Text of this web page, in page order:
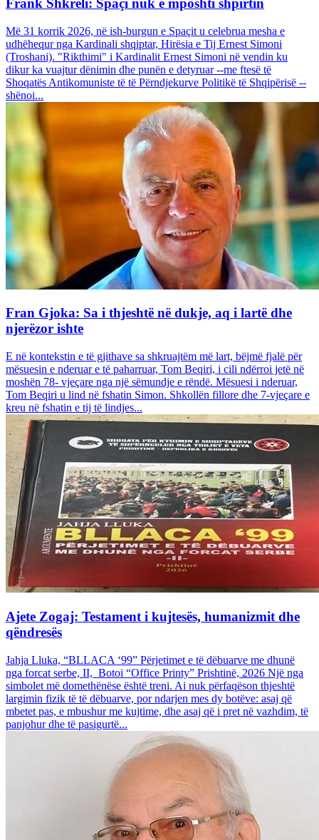
Frank Shkreli: Spaçi nuk e mposhti shpirtin
Më 31 korrik 2026, në ish-burgun e Spaçit u celebrua mesha e
udhëhequr nga Kardinali shqiptar, Hirësia e Tij Ernest Simoni
(Troshani). "Rikthimi" i Kardinalit Ernest Simoni në vendin ku
dikur ka vuajtur dënimin dhe punën e detyruar --me ftesë të
Shoqatës Antikomuniste të të Përndjekurve Politikë të Shqipërisë --
shënoi...
Fran Gjoka: Sa i thjeshtë në dukje, aq i lartë dhe
njerëzor ishte
E në kontekstin e të gjithave sa shkruajtëm më lart, bëjmë fjalë për
mësuesin e nderuar e të paharruar, Tom Beqiri, i cili ndërroi jetë në
moshën 78- vjeçare nga një sëmundje e rëndë. Mësuesi i nderuar,
Tom Beqiri u lind në fshatin Simon. Shkollën fillore dhe 7-vjeçare e
kreu në fshatin e tij të lindjes...
Ajete Zogaj: Testament i kujtesës, humanizmit dhe
qëndresës
Jahja Lluka, “BLLACA ‘99” Përjetimet e të dëbuarve me dhunë
nga forcat serbe, II, Botoi “Office Printy” Prishtinë, 2026 Një nga
simbolet më domethënëse është treni. Ai nuk përfaqëson thjeshtë
largimin fizik të të dëbuarve, por ndarjen mes dy botëve: asaj që
mbetet pas, e mbushur me kujtime, dhe asaj që i pret në vazhdim, të
panjohur dhe të pasigurtë...